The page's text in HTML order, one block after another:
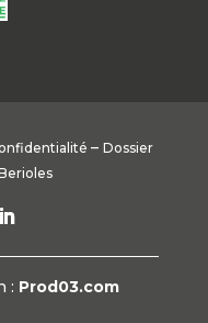
– Dossier
: Prod03.com